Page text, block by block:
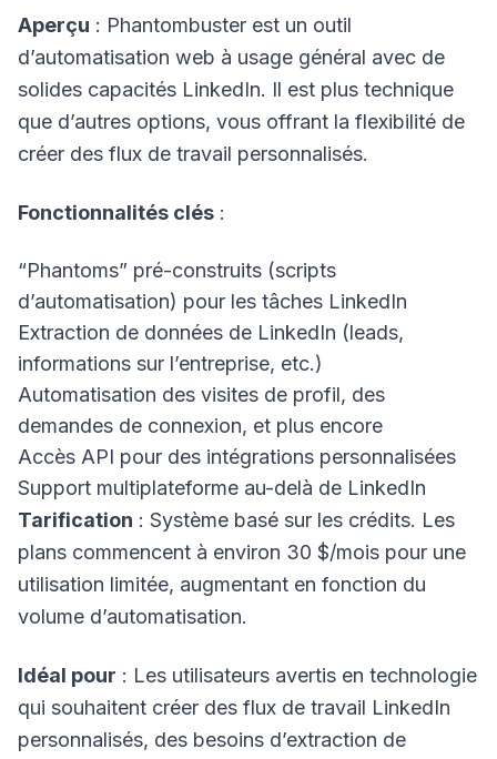
Aperçu : Phantombuster est un outil
d’automatisation web à usage général avec de
solides capacités LinkedIn. Il est plus technique
que d’autres options, vous offrant la flexibilité de
créer des flux de travail personnalisés.
Fonctionnalités clés :
“Phantoms” pré-construits (scripts
d’automatisation) pour les tâches LinkedIn
Extraction de données de LinkedIn (leads,
informations sur l’entreprise, etc.)
Automatisation des visites de profil, des
demandes de connexion, et plus encore
Accès API pour des intégrations personnalisées
Support multiplateforme au-delà de LinkedIn
Tarification : Système basé sur les crédits. Les
plans commencent à environ 30 $/mois pour une
utilisation limitée, augmentant en fonction du
volume d’automatisation.
Idéal pour : Les utilisateurs avertis en technologie
qui souhaitent créer des flux de travail LinkedIn
personnalisés, des besoins d’extraction de